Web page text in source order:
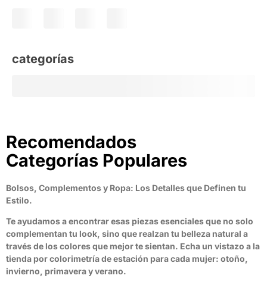
categorías
Recomendados
Categorías Populares
Bolsos, Complementos y Ropa: Los Detalles que Definen tu
Estilo.
Te ayudamos a encontrar esas piezas esenciales que no solo
complementan tu look, sino que realzan tu belleza natural a
través de los colores que mejor te sientan. Echa un vistazo a la
tienda por colorimetría de estación para cada mujer: otoño,
invierno, primavera y verano.